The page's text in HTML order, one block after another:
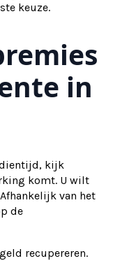
keuze.
in
kijk
komt. U wilt
van het
de
recupereren.